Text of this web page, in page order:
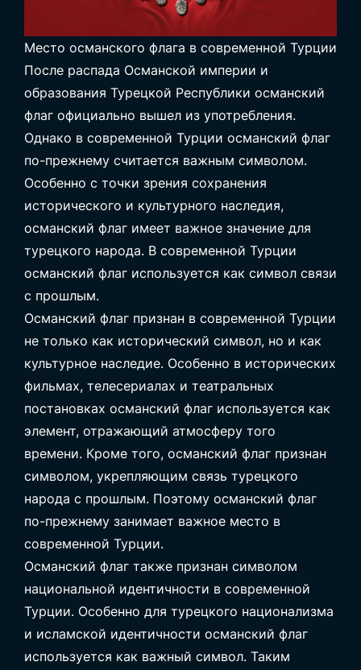
Место османского флага в современной Турции
После распада Османской империи и
образования Турецкой Республики османский
флаг официально вышел из употребления.
Однако в современной Турции османский флаг
по-прежнему считается важным символом.
Особенно с точки зрения сохранения
исторического и культурного наследия,
османский флаг имеет важное значение для
турецкого народа. В современной Турции
османский флаг используется как символ связи
с прошлым.
Османский флаг признан в современной Турции
не только как исторический символ, но и как
культурное наследие. Особенно в исторических
фильмах, телесериалах и театральных
постановках османский флаг используется как
элемент, отражающий атмосферу того
времени. Кроме того, османский флаг признан
символом, укрепляющим связь турецкого
народа с прошлым. Поэтому османский флаг
по-прежнему занимает важное место в
современной Турции.
Османский флаг также признан символом
национальной идентичности в современной
Турции. Особенно для турецкого национализма
и исламской идентичности османский флаг
используется как важный символ. Таким